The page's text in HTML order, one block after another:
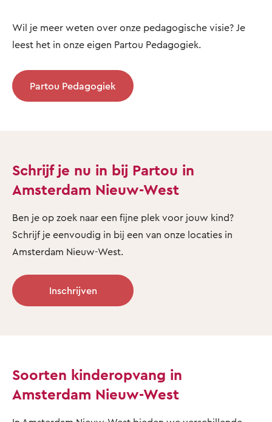
Wil je meer weten over onze pedagogische visie? Je
leest het in onze eigen Partou Pedagogiek.
Partou Pedagogiek
Schrijf je nu in bij Partou in
Amsterdam Nieuw-West
Ben je op zoek naar een fijne plek voor jouw kind?
Schrijf je eenvoudig in bij een van onze locaties in
Amsterdam Nieuw-West.
Inschrijven
Soorten kinderopvang in
Amsterdam Nieuw-West